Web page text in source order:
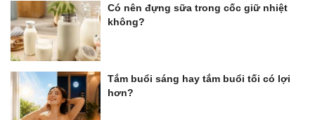
Có nên đựng sữa trong cốc giữ nhiệt
không?
Tắm buổi sáng hay tắm buổi tối có lợi
hơn?